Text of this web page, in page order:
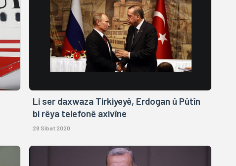
Li ser daxwaza Tirkiyeyê, Erdogan û Pûtîn
bi rêya telefonê axivîne
28 Sibat 2020